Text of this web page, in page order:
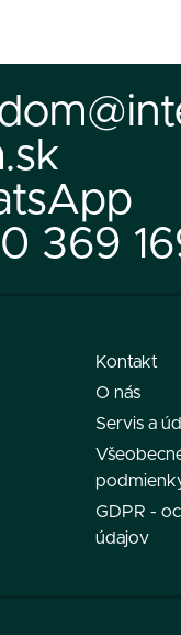
369
Kontakt
O nás
Servis a
GDPR -
údajov